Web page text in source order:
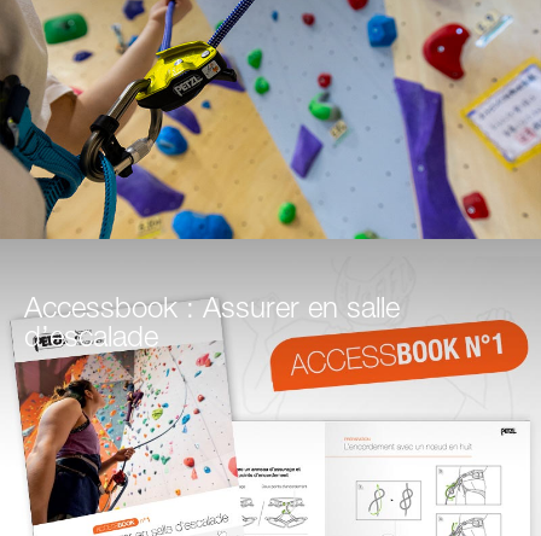
Accessbook : Assurer en salle
d’escalade